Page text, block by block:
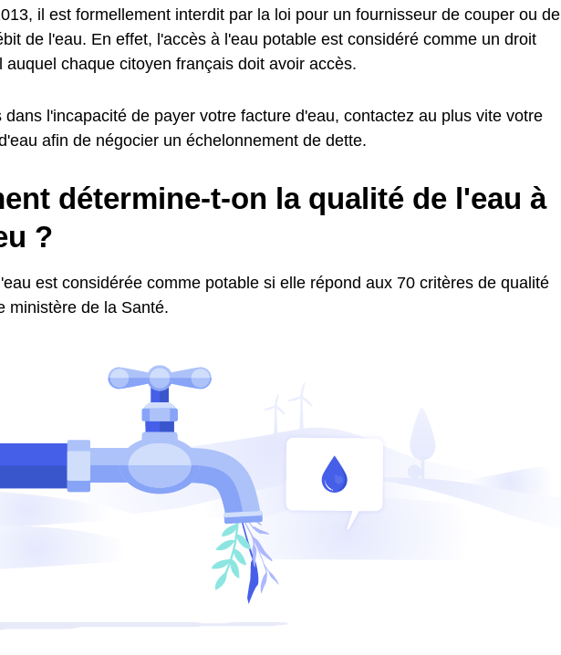
il est formellement interdit par la loi pour un fournisseur de couper ou de
de l'eau. En effet, l'accès à l'eau potable est considéré comme un droit
auquel chaque citoyen français doit avoir accès.
dans l'incapacité de payer votre facture d'eau, contactez au plus vite votre
afin de négocier un échelonnement de dette.
détermine-t-on la qualité de l'eau à
?
est considérée comme potable si elle répond aux 70 critères de qualité
ministère de la Santé.